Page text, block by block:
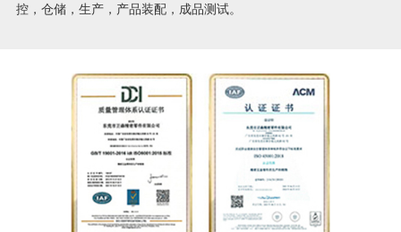
控，仓储，生产，产品装配，成品测试。